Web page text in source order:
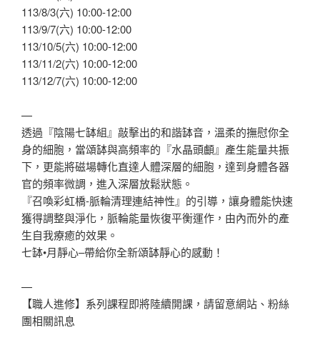
113/8/3(六) 10:00-12:00
113/9/7(六) 10:00-12:00
113/10/5(六) 10:00-12:00
113/11/2(六) 10:00-12:00
113/12/7(六) 10:00-12:00
—
透過『陰陽七缽組』敲擊出的和諧缽音，溫柔的撫慰你全
身的細胞，當頌缽與高頻率的『水晶頭顱』產生能量共振
下，更能將磁場轉化直達人體深層的細胞，達到身體各器
官的頻率微調，進入深層放鬆狀態。
『召喚彩虹橋-脈輪清理連結神性』的引導，讓身體能快速
獲得調整與淨化，脈輪能量恢復平衡運作，由內而外的產
生自我療癒的效果。
七缽•月靜心–帶給你全新頌缽靜心的感動！
—
【職人進修】系列課程即將陸續開課，請留意網站、粉絲
團相關訊息